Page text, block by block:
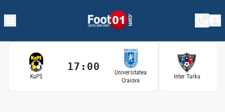
KuPS
17:00
Universitatea
Craiova
Inter Turku